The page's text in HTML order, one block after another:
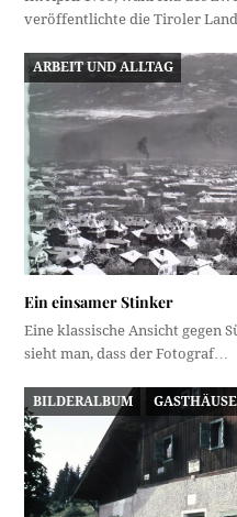
veröffentlichte die Tiroler
ARBEIT UND ALLTAG
Ein einsamer Stinker
Eine klassische Ansicht gegen
sieht man, dass der Fotograf…
BILDERALBUM